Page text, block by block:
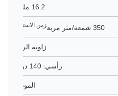
16.2 مليون
350 شمعة/متر مربع زمن الاستجابة
زاوية الرؤية
رأسي: 140 درجة
الموصل